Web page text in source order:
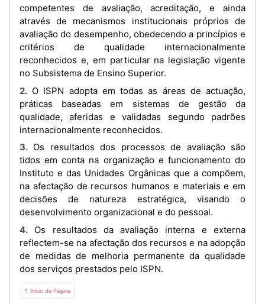
competentes de avaliação, acreditação, e ainda
através de mecanismos institucionais próprios de
avaliação do desempenho, obedecendo a princípios e
critérios de qualidade internacionalmente
reconhecidos e, em particular na legislação vigente
no Subsistema de Ensino Superior.
2. O ISPN adopta em todas as áreas de actuação,
práticas baseadas em sistemas de gestão da
qualidade, aferidas e validadas segundo padrões
internacionalmente reconhecidos.
3. Os resultados dos processos de avaliação são
tidos em conta na organização e funcionamento do
Instituto e das Unidades Orgânicas que a compõem,
na afectação de recursos humanos e materiais e em
decisões de natureza estratégica, visando o
desenvolvimento organizacional e do pessoal.
4. Os resultados da avaliação interna e externa
reflectem-se na afectação dos recursos e na adopção
de medidas de melhoria permanente da qualidade
dos serviços prestados pelo ISPN.
⇡ Início da Página